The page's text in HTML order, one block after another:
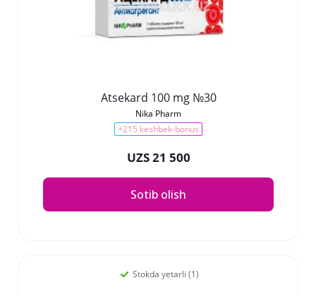
Atsekard 100 mg №30
Nika Pharm
+215 keshbek-bonus
UZS 21 500
Sotib olish
Stokda yetarli (1)